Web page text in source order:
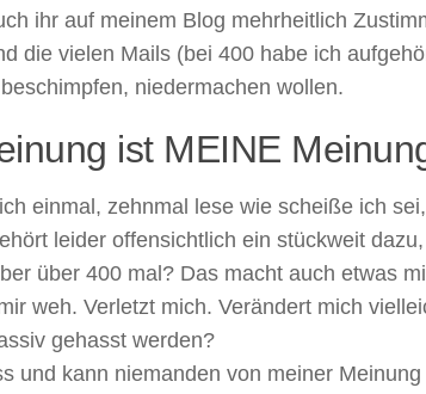
ihr auf meinem Blog mehrheitlich
die vielen Mails (bei 400 habe ich
niedermachen wollen.
ist MEINE
einmal, zehnmal lese wie scheiße ich
leider offensichtlich ein stückweit
über 400 mal? Das macht auch etwas
weh. Verletzt mich. Verändert mich
gehasst werden?
und kann niemanden von meiner